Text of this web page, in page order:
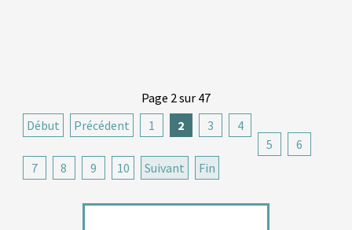
Page 2 sur 47
Début
Précédent 1 2 3
4
5
6
7
8 9 10 Suivant Fin